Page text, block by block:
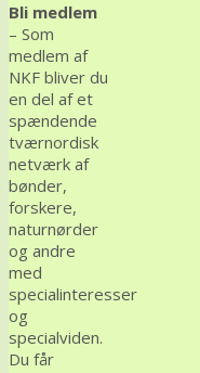
Bli medlem
– Som
medlem af
NKF bliver du
en del af et
spændende
tværnordisk
netværk af
bønder,
forskere,
naturnørder
og andre
med
specialinteresser
og
specialviden.
Du får